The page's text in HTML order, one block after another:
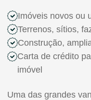
Imóveis novos ou
Terrenos, sítios,
Construção,
Carta de crédito
imóvel
Uma das grandes